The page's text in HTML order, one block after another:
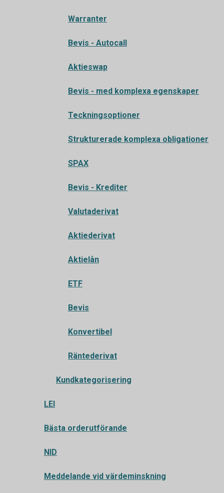
Warranter
Bevis - Autocall
Aktieswap
Bevis - med komplexa egenskaper
Teckningsoptioner
Strukturerade komplexa obligationer
SPAX
Bevis - Krediter
Valutaderivat
Aktiederivat
Aktielån
ETF
Bevis
Konvertibel
Räntederivat
Kundkategorisering
LEI
Bästa orderutförande
NID
Meddelande vid värdeminskning